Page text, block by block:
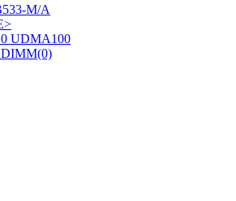
M/A
UDMA100